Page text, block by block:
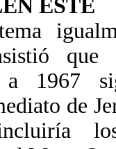
ESTE
a 1967
de
los